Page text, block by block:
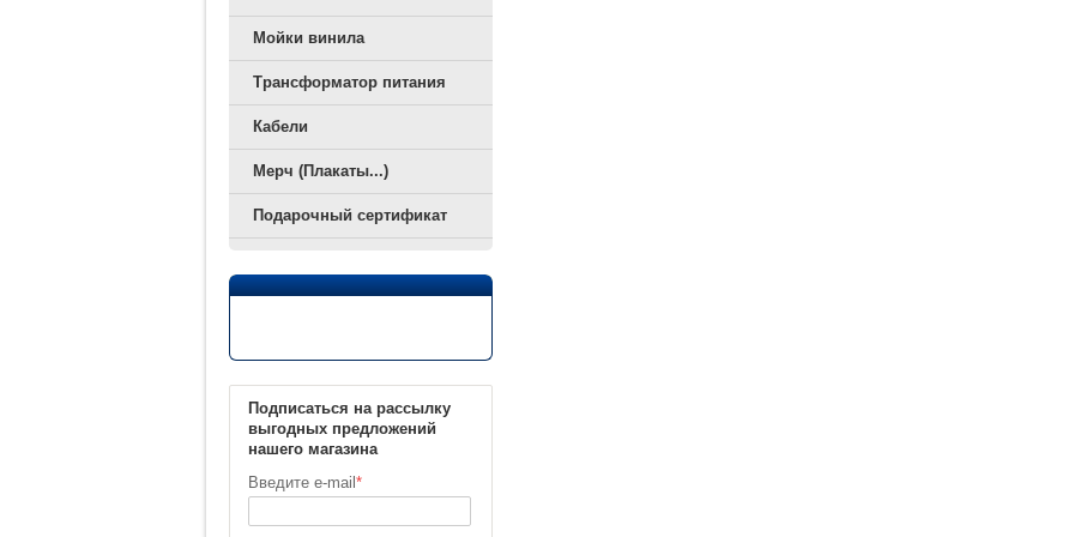
Мойки винила
Трансформатор питания
Кабели
Мерч (Плакаты...)
Подарочный сертификат
Подписаться на рассылку
выгодных предложений
нашего магазина
Введите e-mail *